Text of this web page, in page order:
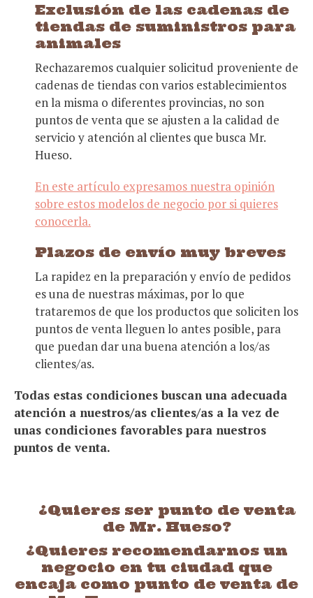
Exclusión de las cadenas de
tiendas de suministros para
animales
Rechazaremos cualquier solicitud proveniente de
cadenas de tiendas con varios establecimientos
en la misma o diferentes provincias, no son
puntos de venta que se ajusten a la calidad de
servicio y atención al clientes que busca Mr.
Hueso.
En este artículo expresamos nuestra opinión
sobre estos modelos de negocio por si quieres
conocerla.
Plazos de envío muy breves
La rapidez en la preparación y envío de pedidos
es una de nuestras máximas, por lo que
trataremos de que los productos que soliciten los
puntos de venta lleguen lo antes posible, para
que puedan dar una buena atención a los/as
clientes/as.
Todas estas condiciones buscan una adecuada
atención a nuestros/as clientes/as a la vez de
unas condiciones favorables para nuestros
puntos de venta.
¿Quieres ser punto de venta
de Mr. Hueso?
¿Quieres recomendarnos un
negocio en tu ciudad que
encaja como punto de venta de